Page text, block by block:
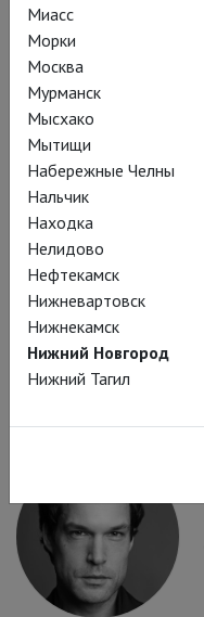
Миасс
Морки
Москва
Мурманск
Мысхако
Мытищи
Набережные Челны
Нальчик
Находка
Нелидово
Нефтекамск
Нижневартовск
Нижнекамск
Нижний Новгород
Нижний Тагил